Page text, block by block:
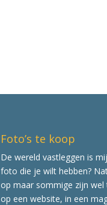
Foto’s te koop
De wereld vastleggen is
foto die je wilt hebben?
op maar sommige zijn
op een website, in een